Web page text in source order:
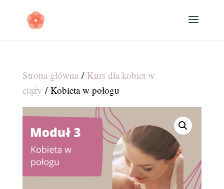
Strona główna/ Kurs dla kobiet w
ciąży / Kobieta w połogu